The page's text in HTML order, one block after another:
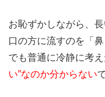
お恥ずかしながら、
口の方に流すのを「
でも普通に冷静に考
い”なのか分からない